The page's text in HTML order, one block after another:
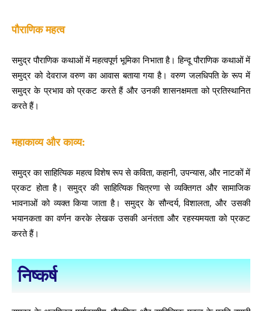
पौराणिक महत्व
समुद्र पौराणिक कथाओं में महत्वपूर्ण भूमिका निभाता है। हिन्दू पौराणिक कथाओं में
समुद्र को देवराज वरुण का आवास बताया गया है। वरुण जलधिपति के रूप में
समुद्र के प्रभाव को प्रकट करते हैं और उनकी शासनक्षमता को प्रतिस्थानित
करते हैं।
महाकाव्य और काव्य:
समुद्र का साहित्यिक महत्व विशेष रूप से कविता, कहानी, उपन्यास, और नाटकों में
प्रकट होता है। समुद्र की साहित्यिक चित्रणा से व्यक्तिगत और सामाजिक
भावनाओं को व्यक्त किया जाता है। समुद्र के सौन्दर्य, विशालता, और उसकी
भयानकता का वर्णन करके लेखक उसकी अनंतता और रहस्यमयता को प्रकट
करते हैं।
निष्कर्ष